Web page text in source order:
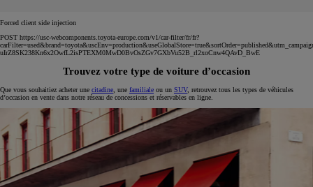
Forced client side injection
POST https://usc-webcomponents.toyota-europe.com/v1/car-filter/fr/fr?
uIrZ8SK238Kn6x2OwfL2isPTEXM0MwD0BvOsZGv7GXbVu52B_rl2xoCnw4QAvD_BwE
Trouvez votre type de voiture d’occasion
Que vous souhaitiez acheter une citadine , une familiale ou un SUV, retrouvez tous les types de véhicules
d’occasion en vente dans notre réseau de concessions et réservables en ligne.